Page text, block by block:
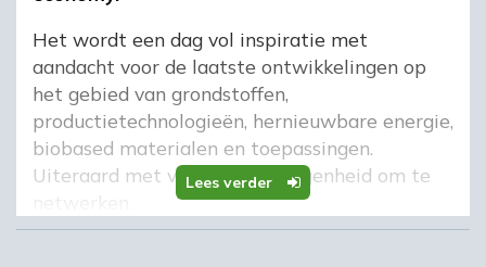
Lees verder
Het wordt een dag vol inspiratie met
aandacht voor de laatste ontwikkelingen op
het gebied van grondstoffen,
productietechnologieën, hernieuwbare energie,
biobased materialen en toepassingen.
Uiteraard met voldoende gelegenheid om te
netwerken.